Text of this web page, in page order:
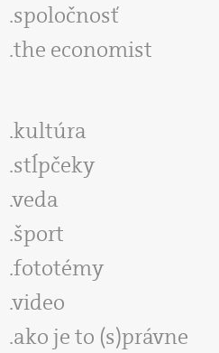
spoločnosť
the economist
kultúra
stĺpčeky
veda
šport
fototémy
video
ako je to (s)právne